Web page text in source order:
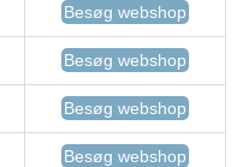
Besøg webshop
Besøg webshop
Besøg webshop
Besøg webshop